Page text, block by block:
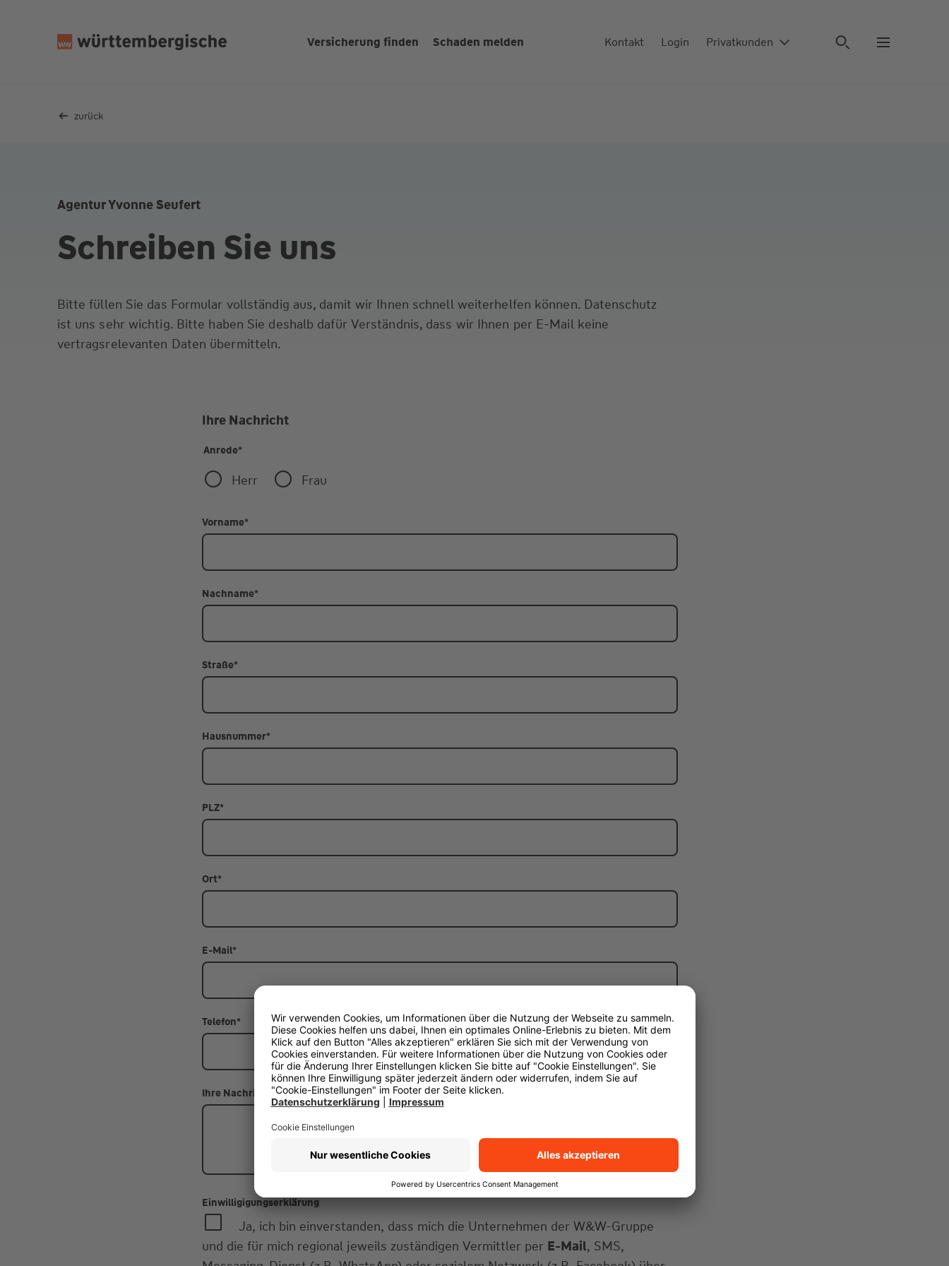
Versicherung finden Schaden melden Kontakt Login Privatkunden
zurück
Agentur Yvonne Seufert
Schreiben Sie uns
Bitte füllen Sie das Formular vollständig aus, damit wir Ihnen schnell weiterhelfen können. Datenschutz
ist uns sehr wichtig. Bitte haben Sie deshalb dafür Verständnis, dass wir Ihnen per E-Mail keine
vertragsrelevanten Daten übermitteln.
Ihre Nachricht
Anrede*
Herr Frau
Vorname*
Nachname*
Straße*
Hausnummer*
PLZ*
Ort*
E-Mail*
Telefon*
Ihre Nachricht
Einwilligigungserklärung
Ja, ich bin einverstanden, dass mich die Unternehmen der W&W-Gruppe
und die für mich regional jeweils zuständigen Vermittler per E-Mail, SMS,